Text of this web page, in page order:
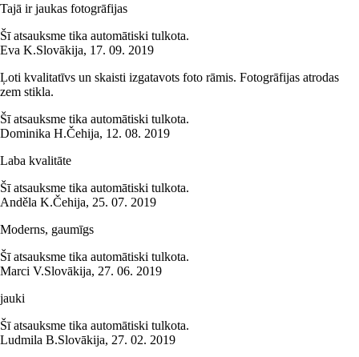
Tajā ir jaukas fotogrāfijas
Šī atsauksme tika automātiski tulkota.
Eva K.Slovākija, 17. 09. 2019
Ļoti kvalitatīvs un skaisti izgatavots foto rāmis. Fotogrāfijas atrodas
zem stikla.
Šī atsauksme tika automātiski tulkota.
Dominika H.Čehija, 12. 08. 2019
Laba kvalitāte
Šī atsauksme tika automātiski tulkota.
Anděla K.Čehija, 25. 07. 2019
Moderns, gaumīgs
Šī atsauksme tika automātiski tulkota.
Marci V.Slovākija, 27. 06. 2019
jauki
Šī atsauksme tika automātiski tulkota.
Ludmila B.Slovākija, 27. 02. 2019